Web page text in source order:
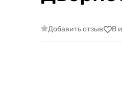
Добавить отзыв В